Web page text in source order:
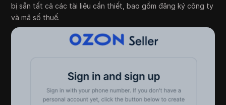
bị sẵn tất cả các tài liệu cần thiết, bao gồm đăng ký công ty
và mã số thuế.